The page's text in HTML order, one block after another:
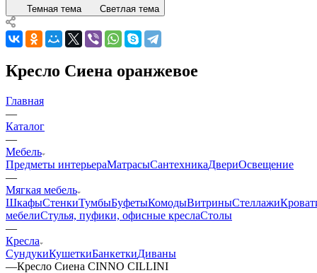
Темная тема Светлая тема
Кресло Сиена оранжевое
Главная
—
Каталог
—
Мебель
Предметы интерьераМатрасыСантехникаДвериОсвещение
—
Мягкая мебель
ШкафыСтенкиТумбыБуфетыКомодыВитриныСтеллажи
мебелиСтулья, пуфики, офисные креслаСтолы
—
Кресла
СундукиКушеткиБанкеткиДиваны
—Кресло Сиена CINNO CILLINI